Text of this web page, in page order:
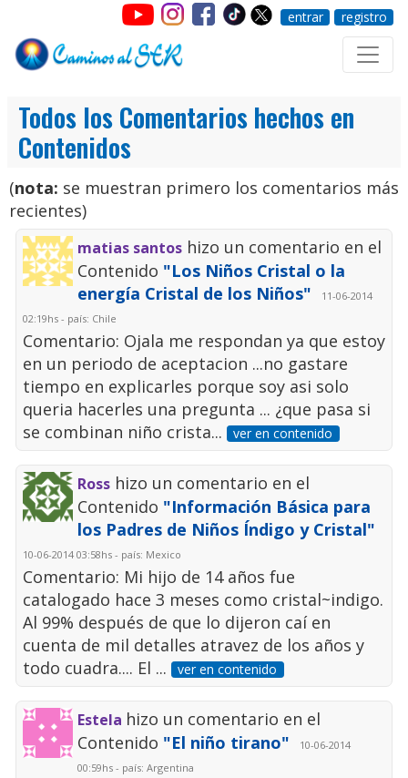
entrar registro
Todos los Comentarios hechos en
Contenidos
(nota: se muestran primero los comentarios más
recientes)
matias santos hizo un comentario en el
Contenido "Los Niños Cristal o la
energía Cristal de los Niños"
11-06-2014
02:19hs - país: Chile
Comentario: Ojala me respondan ya que estoy
en un periodo de aceptacion ...no gastare
tiempo en explicarles porque soy asi solo
queria hacerles una pregunta ... ¿que pasa si
se combinan niño crista...
ver en contenido
Ross hizo un comentario en el
Contenido "Información Básica para
los Padres de Niños Índigo y Cristal"
10-06-2014 03:58hs - país: Mexico
Comentario: Mi hijo de 14 años fue
catalogado hace 3 meses como cristal~indigo.
Al 99% después de que lo dijeron caí en
cuenta de mil detalles atravez de los años y
todo cuadra.... El ...
ver en contenido
Estela hizo un comentario en el
Contenido "El niño tirano"
10-06-2014
00:59hs - país: Argentina